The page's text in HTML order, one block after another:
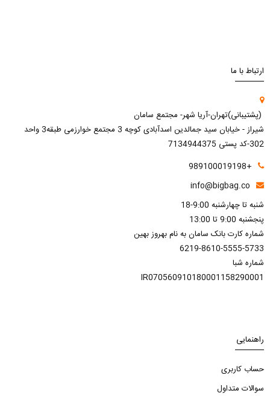
ارتباط با ما
(پشتیبانی)تهران-آریا شهر- مجتمع سامان
شیراز - خیابان سید جمالدین اسدآبادی کوچه 3 مجتمع خوارزمی طبقه3 واحد
302-کد پستی 7134944375
+989100019198
info@bigbag.co
شنبه تا چهارشنبه 9:00-18
پنجشنبه 9:00 تا 13:00
شماره کارت بانک سامان به نام بهروز بهین
6219-8610-5555-5733
شماره شبا
IR070560910180001158290001
راهنمایی
حساب کاربری
سوالات متداول